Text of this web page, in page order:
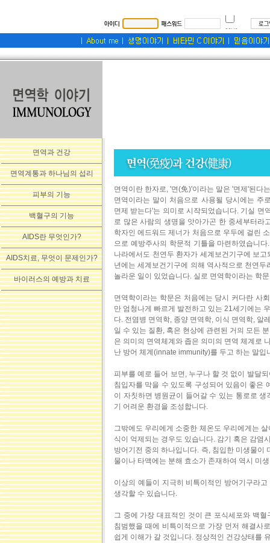
면역과 건강
면역계통과 하나님의 섭리
피부의 기능
백혈구의 기능
AIDS란 무엇인가?
AIDS치료, 무엇이 문제인가?
바이러스의 예방과 치료
면역이란 한자로, '면(免)'이라는 말은 '면제'된다
면역이라는 말이 처음으로 사용될 당시에는 주
면제 받는다'는 의미로 시작되었습니다. 기실 면
로 많은 사람의 생명을 앗아가곤 한 중세부터라
학자인 에드워드 제너가 처음으로 우두에 걸린
으로 예방주사의 학문적 기틀을 마련하였습니
나라에서도 천연두 환자가 세계보건기구에 보
년에는 세계보건기구에 의해 역사적으로 천연
놀라운 일이 있었습니다. 실로 면역학이라는 학
면역학이라는 학문은 처음에는 당시 커다란 사
만 엄청나게 빠르게 발전하고 있는 21세기에는
다. 전염병 면역학, 종양 면역학, 이식 면역학, 알
일 수 있는 질환, 혹은 현상에 관련된 거의 모든
은 의미의 면역체계와 좁은 의미의 면역 체계로
난 방어 체계(innate immunity)를 두고 하는 말입
피부를 예로 들어 보면, 누구나 할 것 없이 발달
침입자를 막을 수 있도록 구성되어 있음이 좋은
이 자칫하면 병원균이 들어갈 수 있는 통로로
기 어려운 환경을 조성합니다.
그밖에도 우리에게 소중한 체온도 우리에게는
식이 억제되는 경우도 있습니다. 감기 혹은 감염
방어기전 중의 하나입니다. 즉, 침입한 미생물이
물이나 타액에는 분해 효소가 존재하여 역시 미
이상의 예들이 지극히 비특이적인 방어기구라
생각할 수 있습니다.
그 중에 가장 대표적인 것이 큰 포식세포와 백
침범했을 때에 비특이적으로 가장 먼저 해결사
쉽게 이해가 갈 것입니다. 정상적인 건강상태를